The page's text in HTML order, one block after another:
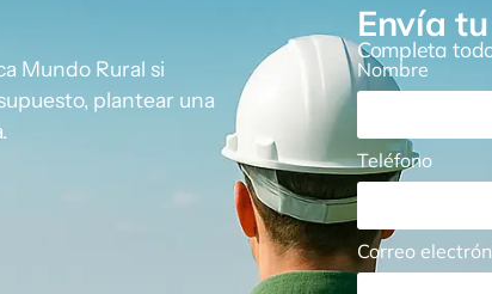
Mundo Rural si
plantear una
Envía
Completa
Nombre
Teléfono
Correo